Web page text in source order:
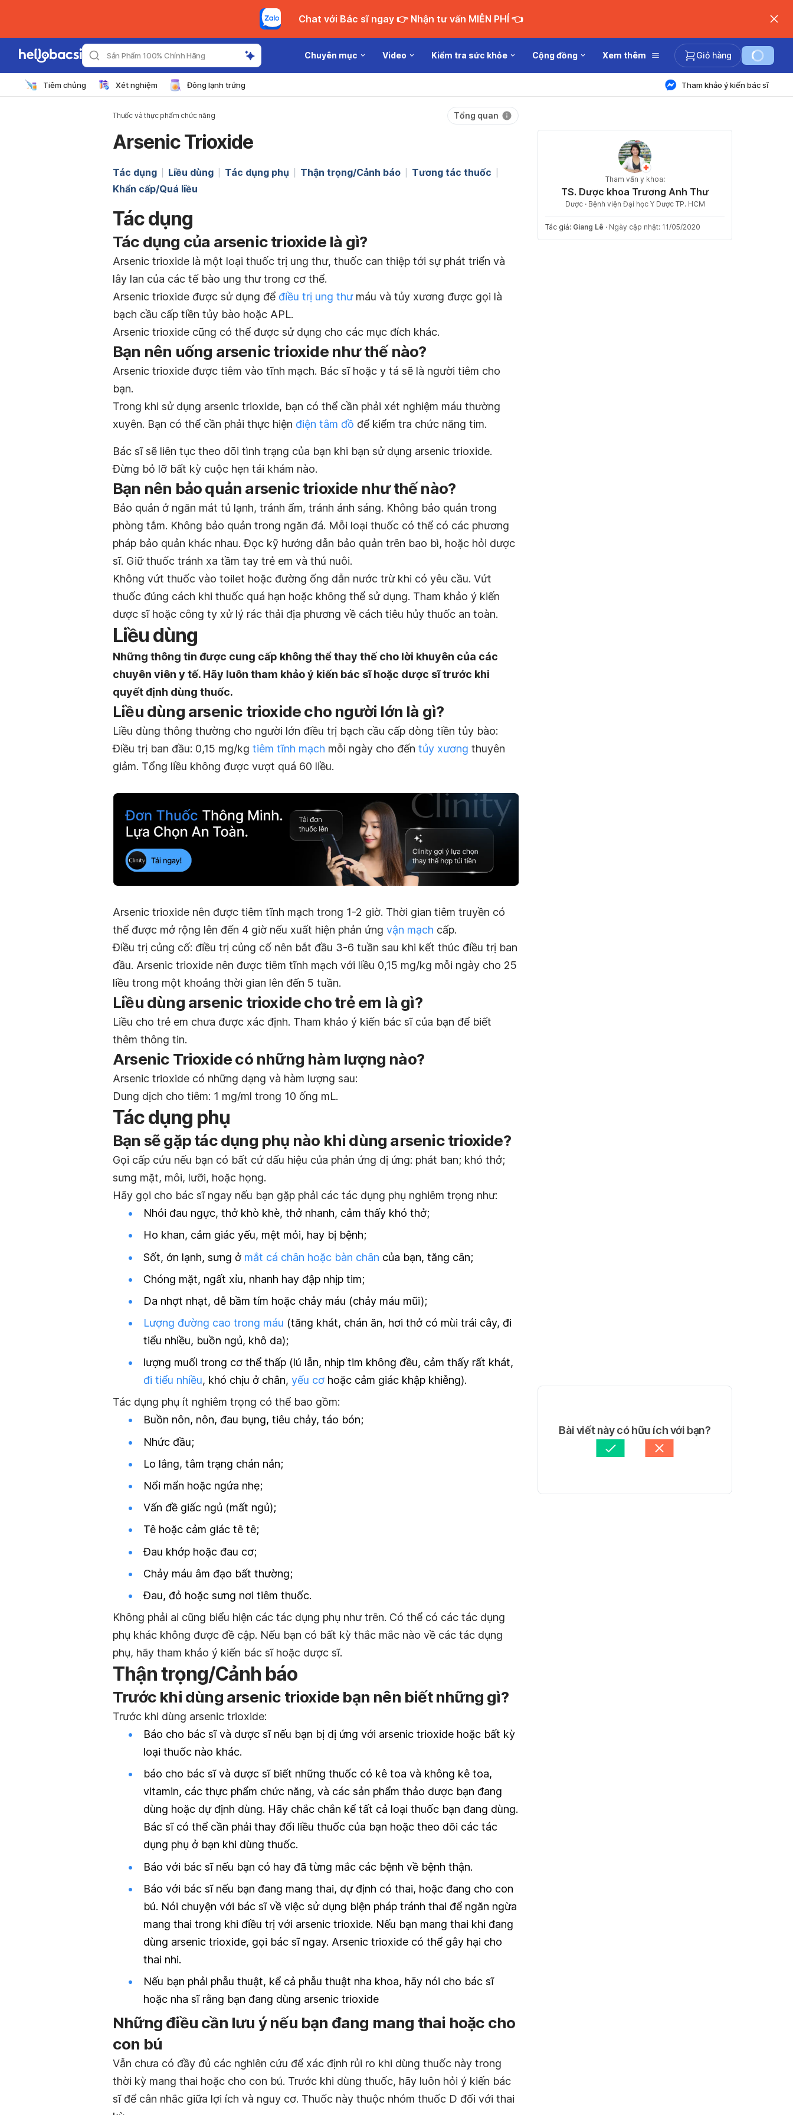
Chat với Bác sĩ ngay 👉 Nhận tư vấn MIỄN PHÍ 👈
Sản Phẩm 100% Chính Hãng Chuyên mục Video Kiểm tra sức khỏe Cộng đồng Xem thêm Giỏ hàng
Tiêm chủng Xét nghiệm Đông lạnh trứng Tham khảo ý kiến bác sĩ
Thuốc và thực phẩm chức năng Tổng quan
Arsenic Trioxide
Tác dụng Liều dùng Tác dụng phụ Thận trọng/Cảnh báo
Tương tác thuốc
Khẩn cấp/Quá liều
Tác dụng
Tác dụng của arsenic trioxide là gì?
Arsenic trioxide là một loại thuốc trị ung thư, thuốc can thiệp tới sự phát triển và
lây lan của các tế bào ung thư trong cơ thể.
Arsenic trioxide được sử dụng để điều trị ung thưmáu và tủy xương được gọi là
bạch cầu cấp tiền tủy bào hoặc APL.
Arsenic trioxide cũng có thể được sử dụng cho các mục đích khác.
Bạn nên uống arsenic trioxide như thế nào?
Arsenic trioxide được tiêm vào tĩnh mạch. Bác sĩ hoặc y tá sẽ là người tiêm cho
bạn.
Trong khi sử dụng arsenic trioxide, bạn có thể cần phải xét nghiệm máu thường
xuyên. Bạn có thể cần phải thực hiện điện tâm đồ để kiểm tra chức năng tim.
Bác sĩ sẽ liên tục theo dõi tình trạng của bạn khi bạn sử dụng arsenic trioxide.
Đừng bỏ lỡ bất kỳ cuộc hẹn tái khám nào.
Bạn nên bảo quản arsenic trioxide như thế nào?
Bảo quản ở ngăn mát tủ lạnh, tránh ẩm, tránh ánh sáng. Không bảo quản trong
phòng tắm. Không bảo quản trong ngăn đá. Mỗi loại thuốc có thể có các phương
pháp bảo quản khác nhau. Đọc kỹ hướng dẫn bảo quản trên bao bì, hoặc hỏi dược
sĩ. Giữ thuốc tránh xa tầm tay trẻ em và thú nuôi.
Không vứt thuốc vào toilet hoặc đường ống dẫn nước trừ khi có yêu cầu. Vứt
thuốc đúng cách khi thuốc quá hạn hoặc không thể sử dụng. Tham khảo ý kiến
dược sĩ hoặc công ty xử lý rác thải địa phương về cách tiêu hủy thuốc an toàn.
Liều dùng
Những thông tin được cung cấp không thể thay thế cho lời khuyên của các
chuyên viên y tế. Hãy luôn tham khảo ý kiến bác sĩ hoặc dược sĩ trước khi
quyết định dùng thuốc.
Liều dùng arsenic trioxidecho người lớn là gì?
Liều dùng thông thường cho người lớn điều trị bạch cầu cấp dòng tiền tủy bào:
Điều trị ban đầu: 0,15 mg/kg tiêm tĩnh mạch mỗi ngày cho đến tủy xương thuyên
giảm. Tổng liều không được vượt quá 60 liều.
Arsenic trioxide nên được tiêm tĩnh mạch trong 1-2 giờ. Thời gian tiêm truyền có
thể được mở rộng lên đến 4 giờ nếu xuất hiện phản ứng vận mạch cấp.
Điều trị củng cố: điều trị củng cố nên bắt đầu 3-6 tuần sau khi kết thúc điều trị ban
đầu. Arsenic trioxide nên được tiêm tĩnh mạch với liều 0,15 mg/kg mỗi ngày cho 25
liều trong một khoảng thời gian lên đến 5 tuần.
Liều dùng arsenic trioxidecho trẻ em là gì?
Liều cho trẻ em chưa được xác định. Tham khảo ý kiến bác sĩ của bạn để biết
thêm thông tin.
Arsenic Trioxide có những hàm lượng nào?
Arsenic trioxide có những dạng và hàm lượng sau:
Dung dịch cho tiêm: 1 mg/ml trong 10 ống mL.
Tác dụng phụ
Bạn sẽ gặp tác dụng phụ nào khi dùng arsenic trioxide?
Gọi cấp cứu nếu bạn có bất cứ dấu hiệu của phản ứng dị ứng: phát ban; khó thở;
sưng mặt, môi, lưỡi, hoặc họng.
Hãy gọi cho bác sĩ ngay nếu bạn gặp phải các tác dụng phụ nghiêm trọng như:
Nhói đau ngực, thở khò khè, thở nhanh, cảm thấy khó thở;
Ho khan, cảm giác yếu, mệt mỏi, hay bị bệnh;
Sốt, ớn lạnh, sưng ở mắt cá chân hoặc bàn chân của bạn, tăng cân;
Chóng mặt, ngất xỉu, nhanh hay đập nhịp tim;
Da nhợt nhạt, dễ bầm tím hoặc chảy máu (chảy máu mũi);
Lượng đường cao trong máu (tăng khát, chán ăn, hơi thở có mùi trái cây, đi
tiểu nhiều, buồn ngủ, khô da);
lượng muối trong cơ thể thấp (lú lẫn, nhịp tim không đều, cảm thấy rất khát,
đi tiểu nhiều, khó chịu ở chân, yếu cơ hoặc cảm giác khập khiễng).
Tác dụng phụ ít nghiêm trọng có thể bao gồm:
Buồn nôn, nôn, đau bụng, tiêu chảy, táo bón;
Nhức đầu;
Lo lắng, tâm trạng chán nản;
Nổi mẩn hoặc ngứa nhẹ;
Vấn đề giấc ngủ (mất ngủ);
Tê hoặc cảm giác tê tê;
Đau khớp hoặc đau cơ;
Chảy máu âm đạo bất thường;
Đau, đỏ hoặc sưng nơi tiêm thuốc.
Không phải ai cũng biểu hiện các tác dụng phụ như trên. Có thể có các tác dụng
phụ khác không được đề cập. Nếu bạn có bất kỳ thắc mắc nào về các tác dụng
phụ, hãy tham khảo ý kiến bác sĩ hoặc dược sĩ.
Thận trọng/Cảnh báo
Trước khi dùng arsenic trioxide bạn nên biết những gì?
Trước khi dùng arsenic trioxide:
Báo cho bác sĩ và dược sĩ nếu bạn bị dị ứng với arsenic trioxide hoặc bất kỳ
loại thuốc nào khác.
báo cho bác sĩ và dược sĩ biết những thuốc có kê toa và không kê toa,
vitamin, các thực phẩm chức năng, và các sản phẩm thảo dược bạn đang
dùng hoặc dự định dùng. Hãy chắc chắn kể tất cả loại thuốc bạn đang dùng.
Bác sĩ có thể cần phải thay đổi liều thuốc của bạn hoặc theo dõi các tác
dụng phụ ở bạn khi dùng thuốc.
Báo với bác sĩ nếu bạn có hay đã từng mắc các bệnh về bệnh thận.
Báo với bác sĩ nếu bạn đang mang thai, dự định có thai, hoặc đang cho con
bú. Nói chuyện với bác sĩ về việc sử dụng biện pháp tránh thai để ngăn ngừa
mang thai trong khi điều trị với arsenic trioxide. Nếu bạn mang thai khi đang
dùng arsenic trioxide, gọi bác sĩ ngay. Arsenic trioxide có thể gây hại cho
thai nhi.
Nếu bạn phải phẫu thuật, kể cả phẫu thuật nha khoa, hãy nói cho bác sĩ
hoặc nha sĩ rằng bạn đang dùng arsenic trioxide
Những điều cần lưu ý nếu bạn đang mang thai hoặc cho
con bú
Vẫn chưa có đầy đủ các nghiên cứu để xác định rủi ro khi dùng thuốc này trong
thời kỳ mang thai hoặc cho con bú. Trước khi dùng thuốc, hãy luôn hỏi ý kiến bác
sĩ để cân nhắc giữa lợi ích và nguy cơ. Thuốc này thuộc nhóm thuốc D đối với thai
Tham vấn y khoa:
TS. Dược khoa Trương Anh Thư
Dược · Bệnh viện Đại học Y Dược TP. HCM
Tác giả: Giang Lê · Ngày cập nhật: 11/05/2020
Bài viết này có hữu ích với bạn?